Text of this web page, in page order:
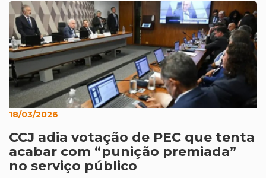
18/03/2026
CCJ adia votação de PEC que tenta
acabar com “punição premiada”
no serviço público